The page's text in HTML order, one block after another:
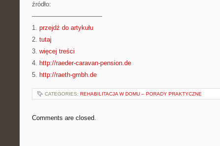
źródło:
———————————
1. przejdź do artykułu
2. tutaj
3. więcej treści
4. http://raeder-caravan-pension.de
5. http://raeth-gmbh.de
CATEGORIES: REHABILITACJA W DOMU – PORADY PRAKTYCZNE
Comments are closed.